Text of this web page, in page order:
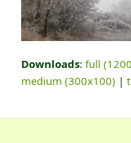
Downloads: full
medium (300x100) |